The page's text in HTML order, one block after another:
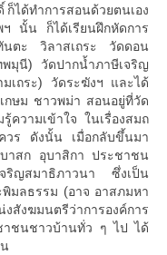
ได้ทำการสอนด้วยตนเอง
ฯ นั้น ก็ได้เรียนฝึกหัดการ
นตะ วิลาสเถระ วัดดอน
มุนี) วัดปากน้ำภาษีเจริญ
เถระ) วัดระฆังฯ และได้
กษม ชาวพม่า สอนอยู่ที่วัด
วามเข้าใจ ในเรื่องสมถ
วร ดังนั้น เมื่อกลับขึ้นมา
บาสก อุบาสิกา ประชาชน
ริญสมาธิภาวนา ซึ่งเป็น
มลธรรม (อาจ อาสภมหา
สังฆมนตรีว่าการองค์การ
าชนชาวบ้านทั่ว ๆ ไป ได้